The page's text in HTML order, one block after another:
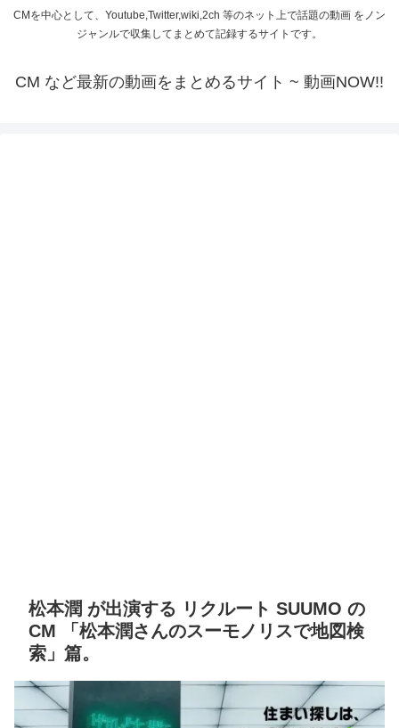
CMを中心として、Youtube,Twitter,wiki,2ch 等のネット上で話題の動画 をノン
ジャンルで収集してまとめて記録するサイトです。
CM など最新の動画をまとめるサイト ~ 動画NOW!!
松本潤 が出演する リクルート SUUMO の
CM 「松本潤さんのスーモノリスで地図検
索」篇。